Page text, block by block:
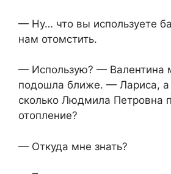
— Ну… что вы используете
нам отомстить.
— Использую? — Валентина
подошла ближе. — Лариса, а
сколько Людмила Петровна
отопление?
— Откуда мне знать?